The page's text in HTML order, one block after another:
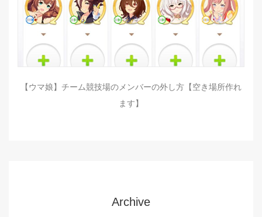
【ウマ娘】チーム競技場のメンバーの外し方【空き場所作れ
ます】
Archive